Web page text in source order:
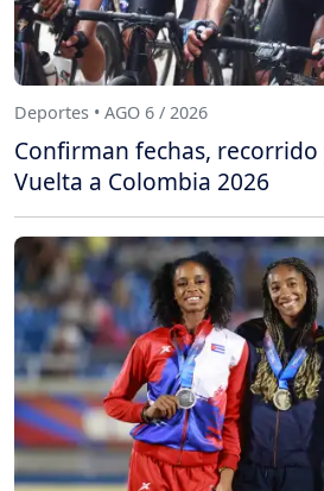
Deportes • AGO 6 / 2026
Confirman fechas,
Vuelta a Colombia 2026